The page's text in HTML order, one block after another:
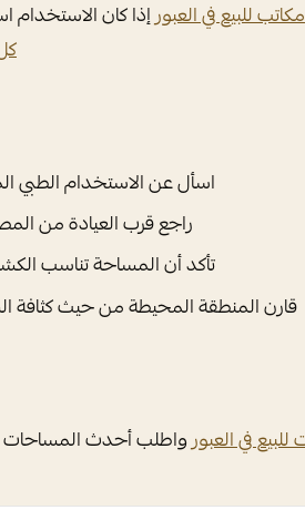
مكاتب للبيع في العبورإذا كان الاستخدام
اسأل عن الاستخدام الطبي
راجع قرب العيادة من
تأكد أن المساحة تناسب
قارن المنطقة المحيطة من حيث كثافة
للبيع في العبورواطلب أحدث المساحات